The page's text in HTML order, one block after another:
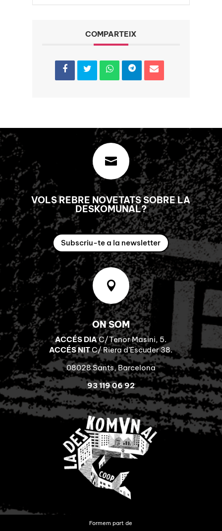
COMPARTEIX

VOLS REBRE NOVETATS SOBRE LA
DESKOMUNAL?
Subscriu-te a la newsletter

ON SOM
ACCÉS DIAC/Tenor Masini, 5.
ACCÉS NITC/ Riera d’Escuder 38.
08028 Sants, Barcelona
93 119 06 92
Formem part de